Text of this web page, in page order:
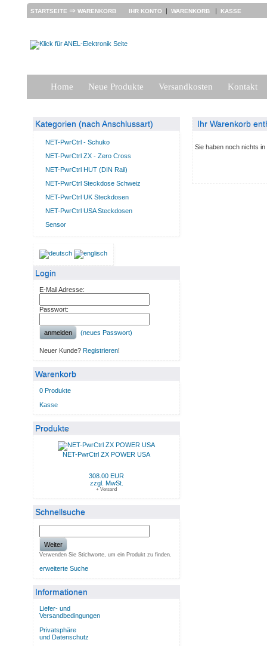
STARTSEITE ⇒ WARENKORB IHR KONTO | WARENKORB | KASSE
Home Neue Produkte Versandkosten Kontakt
Kategorien (nach Anschlussart)
NET-PwrCtrl - Schuko
NET-PwrCtrl ZX - Zero Cross
NET-PwrCtrl HUT (DIN Rail)
NET-PwrCtrl Steckdose Schweiz
NET-PwrCtrl UK Steckdosen
NET-PwrCtrl USA Steckdosen
Sensor
Login
E-Mail Adresse:
Passwort:
anmelden (neues Passwort)
Neuer Kunde? Registrieren!
Warenkorb
0 Produkte
Kasse
Produkte
NET-PwrCtrl ZX POWER USA
308.00 EUR
zzgl. MwSt.
+ Versand
Schnellsuche
Weiter
Verwenden Sie Stichworte, um ein Produkt zu finden.
erweiterte Suche
Informationen
Liefer- und
Versandbedingungen
Privatsphäre
und Datenschutz
Ihr Warenkorb
Sie haben noch nichts